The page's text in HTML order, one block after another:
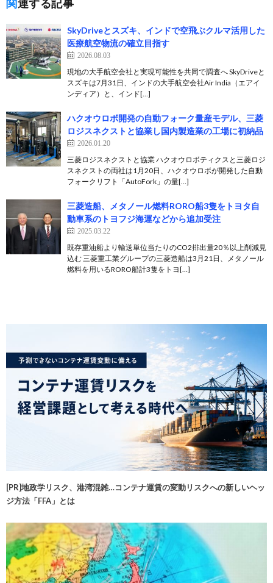
関連する記事
SkyDriveとスズキ、インドで空飛ぶクルマ活用した
医療航空物流の確立目指す
2026.08.03
現地の大手航空会社と実現可能性を共同で調査へ SkyDriveと
スズキは7月31日、インドの大手航空会社Air India（エアイ
ンディア）と、インド[…]
ハクオウロボ開発の自動フォーク量産モデル、三菱
ロジスネクストと協業し国内製造業の工場に初納品
2026.01.20
三菱ロジスネクストと協業 ハクオウロボティクスと三菱ロジ
スネクストの両社は1月20日、ハクオウロボが開発した自動
フォークリフト「AutoFork」の量[…]
三菱造船、メタノール燃料RORO船3隻をトヨタ自
動車系のトヨフジ海運などから追加受注
2025.03.22
既存重油船より輸送単位当たりのCO2排出量20％以上削減見
込む 三菱重工業グループの三菱造船は3月21日、メタノール
燃料を用いるRORO船計3隻をトヨ[…]
[PR]地政学リスク、港湾混雑…コンテナ運賃の変動リスクへの新しいヘッ
ジ方法「FFA」とは